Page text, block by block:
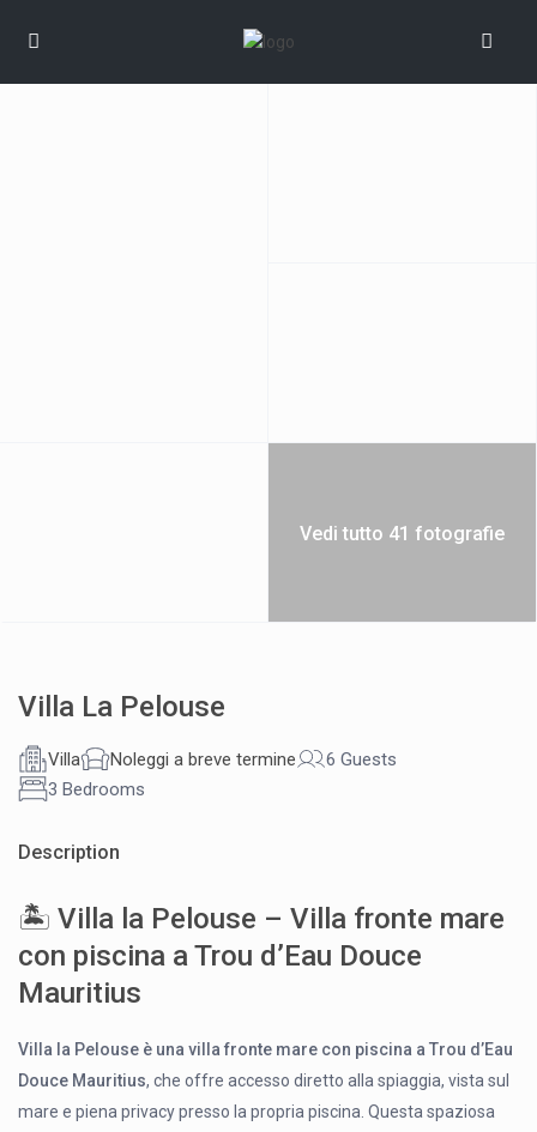
Vedi tutto 41 fotografie
Villa La Pelouse
Villa Noleggi a breve termine
6 Guests
3 Bedrooms
Description
🏝 Villa la Pelouse – Villa fronte mare
con piscina a Trou d’Eau Douce
Mauritius
Villa la Pelouse è una villa fronte mare con piscina a Trou d’Eau
Douce Mauritius, che offre accesso diretto alla spiaggia, vista sul
mare e piena privacy presso la propria piscina. Questa spaziosa